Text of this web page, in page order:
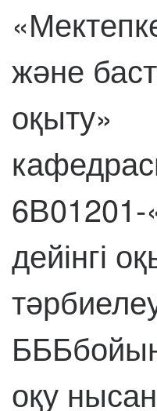
және
оқыту»
6В01201-
дейінгі
оқу